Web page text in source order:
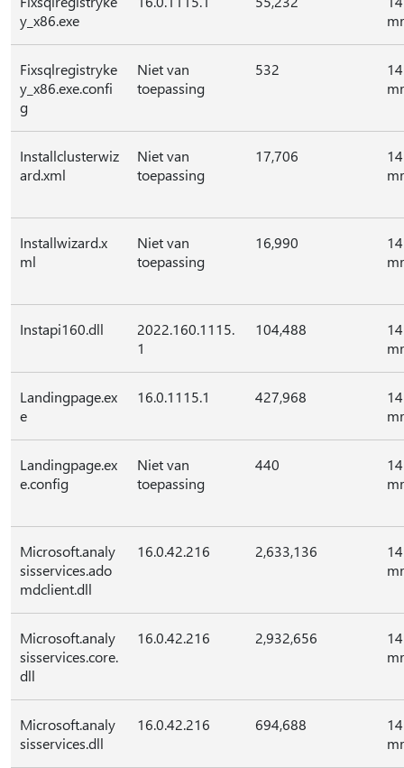
y_x86.exe
Fixsqlregistryke
y_x86.exe.confi
g
Niet van
toepassing
532
Installclusterwiz
ard.xml
Niet van
toepassing
17,706
Installwizard.x
ml
Niet van
toepassing
16,990
Instapi160.dll
2022.160.1115.
1
104,488
Landingpage.ex
e
16.0.1115.1 427,968
Landingpage.ex
e.config
Niet van
toepassing
440
Microsoft.analy
sisservices.ado
mdclient.dll
16.0.42.216 2,633,136
Microsoft.analy
sisservices.core.
dll
16.0.42.216 2,932,656
Microsoft.analy
sisservices.dll
16.0.42.216 694,688